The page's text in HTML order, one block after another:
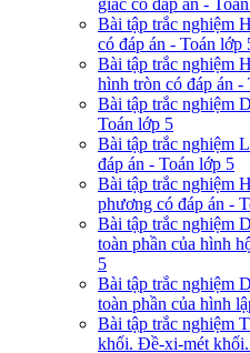
Bài tập trắc nghiệm
có đáp án - Toán lớp
Bài tập trắc nghiệm
hình tròn có đáp án -
Bài tập trắc nghiệm
Toán lớp 5
Bài tập trắc nghiệm
đáp án - Toán lớp 5
Bài tập trắc nghiệm
phương có đáp án -
Bài tập trắc nghiệm
toàn phần của hình
5
Bài tập trắc nghiệm
toàn phần của hình
Bài tập trắc nghiệm
khối. Đề-xi-mét